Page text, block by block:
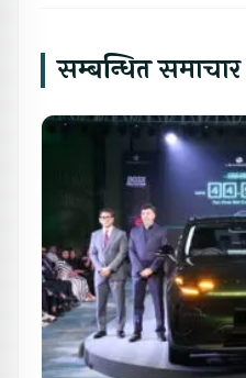
सम्बन्धित समाचार